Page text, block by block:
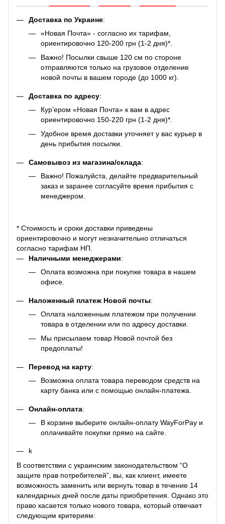
Доставка по Украине:
«Новая Почта» - согласно их тарифам,
ориентировочно 120-200 грн (1-2 дня)*.
Важно! Посылки свыше 120 см по стороне
отправляются только на грузовое отделение
новой почты в вашем городе (до 1000 кг).
Доставка по адресу:
Кур’ером «Новая Почта» к вам в адрес
ориентировочно 150-220 грн (1-2 дня)*.
Удобное время доставки уточняет у вас курьер в
день прибытия посылки.
Самовывоз из магазина/склада:
Важно! Пожалуйста, делайте предварительный
заказ и заранее согласуйте время прибытия с
менеджером.
* Стоимость и сроки доставки приведены
ориентировочно и могут незначительно отличаться
согласно тарифам НП.
Наличными менеджерами:
Оплата возможна при покупке товара в нашем
офисе.
Наложенный платеж Новой почты:
Оплата наложенным платежом при получении
товара в отделении или по адресу доставки.
Мы присылаем товар Новой почтой без
предоплаты!
Перевод на карту:
Возможна оплата товара переводом средств на
карту банка или с помощью онлайн-платежа.
Онлайн-оплата:
В корзине выберите онлайн-оплату WayForPay и
оплачивайте покупки прямо на сайте.
k
В соответствии с украинским законодательством “О
защите прав потребителей”, вы, как клиент, имеете
возможность заменить или вернуть товар в течение 14
календарных дней после даты приобретения. Однако это
право касается только нового товара, который отвечает
следующим критериям: